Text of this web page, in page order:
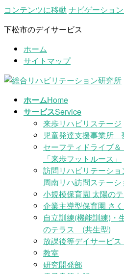
コンテンツに移動 ナビゲーショ
下松市のデイサービス
ホーム
サイトマップ
ホームHome
サービスService
来歩リハビリステージ
児童発達支援事業所
セーフティドライブ
「来歩フットルース」
訪問リハビリテーシ
周南リハ訪問ステーシ
小規模保育園 太陽の
企業主導型保育園 さ
自立訓練(機能訓練)
のテラス (共生型)
放課後等デイサービ
教室
研究開発部